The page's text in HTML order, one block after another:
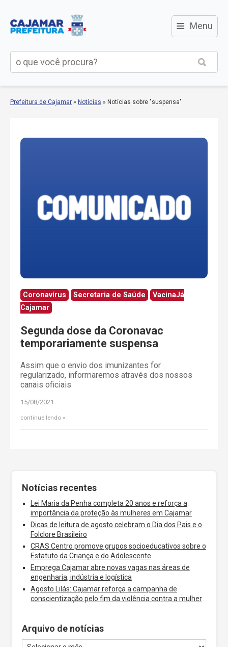
≡ Menu
Prefeitura de Cajamar » Notícias » Notícias sobre "suspensa"
Coronavírus Secretaria de Saúde
VacinaJá
Cajamar
Segunda dose da Coronavac
temporariamente suspensa
Assim que o envio dos imunizantes for
regularizado, informaremos através dos nossos
canais oficiais
15/08/2021
continue lendo
Notícias recentes
Lei Maria da Penha completa 20 anos e reforça a
importância da proteção às mulheres em Cajamar
Dicas de leitura de agosto celebram o Dia dos Pais e o
Folclore Brasileiro
CRAS Centro promove grupos socioeducativos sobre o
Estatuto da Criança e do Adolescente
Emprega Cajamar abre novas vagas nas áreas de
engenharia, indústria e logística
Agosto Lilás: Cajamar reforça a campanha de
conscientização pelo fim da violência contra a mulher
Arquivo de notícias